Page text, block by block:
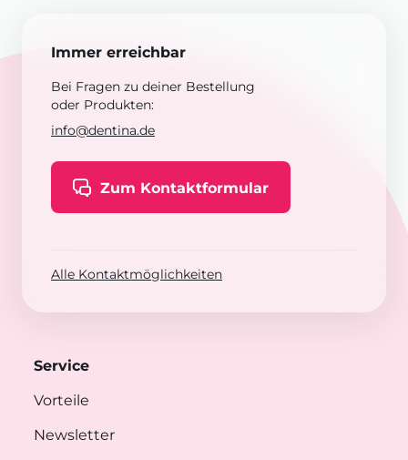
Immer erreichbar
Bei Fragen zu deiner Bestellung
oder Produkten:
info@dentina.de
Zum Kontaktformular
Alle Kontaktmöglichkeiten
Service
Vorteile
Newsletter